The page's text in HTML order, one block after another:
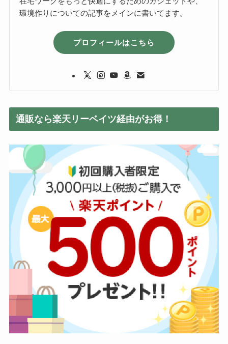
環境作りについての記事をメインに書いてます。
プロフィールはこちら
通販なら楽天リーベイツ経由がお得！